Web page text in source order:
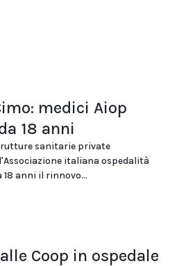
medici Aiop
18 anni
sanitarie private
italiana ospedalità
anni il rinnovo...
Coop in ospedale